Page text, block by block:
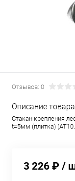
Отзывов: 0
Описание
Стакан крепления
t=5мм (плитка)
3 226 ₽ /